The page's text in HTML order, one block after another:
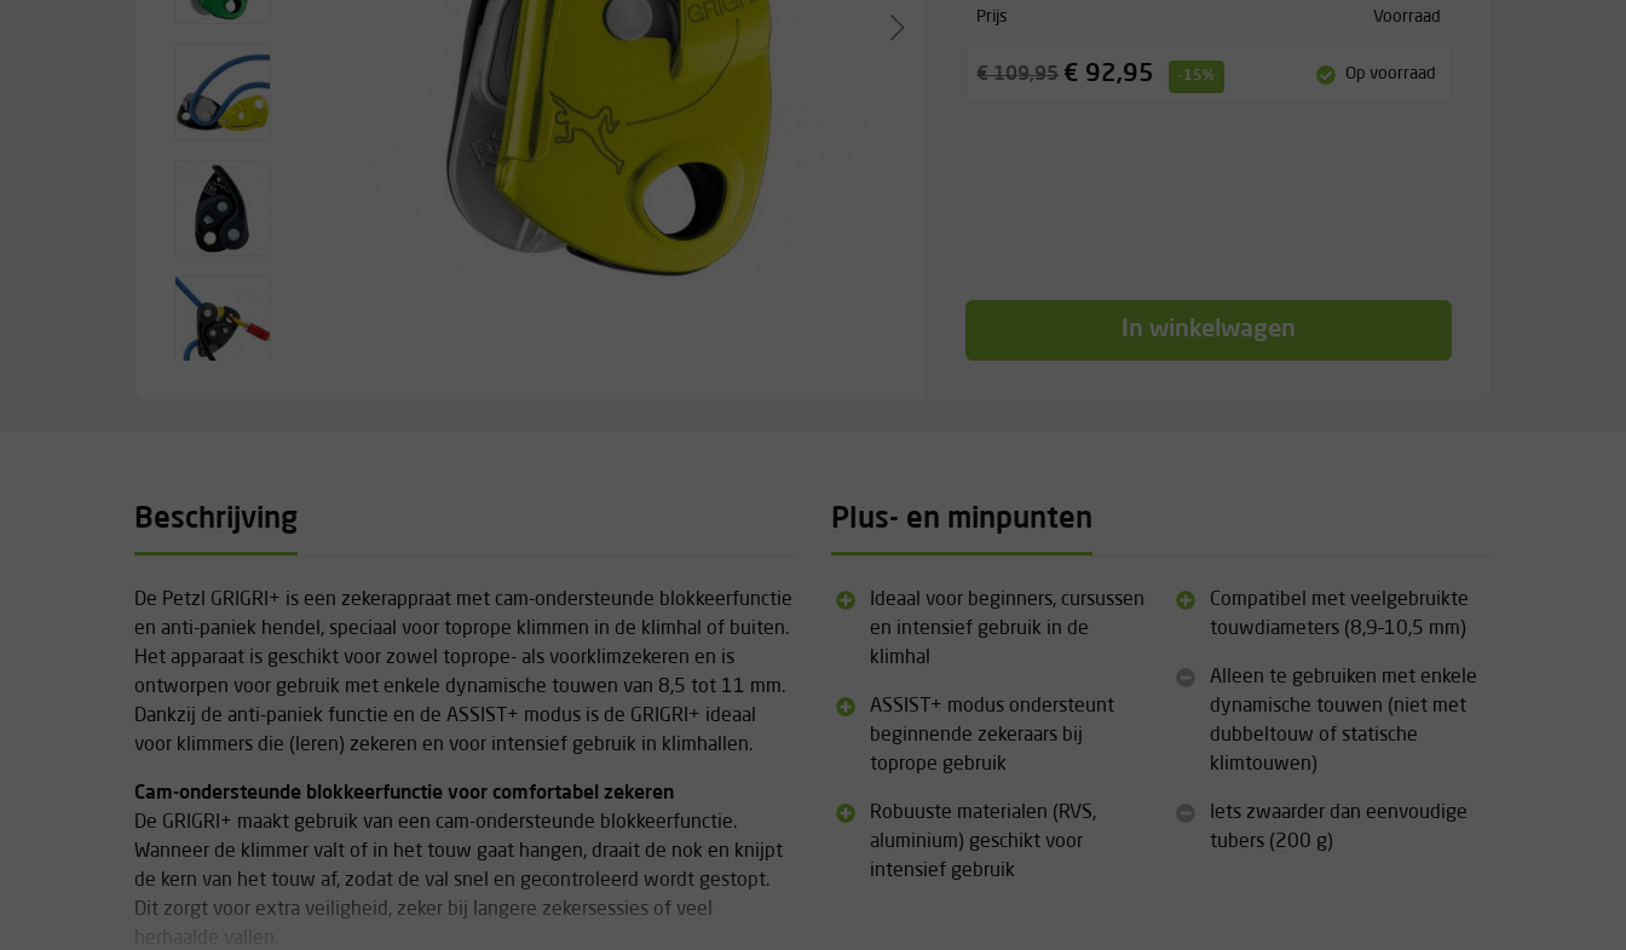
Prijs Voorraad
€ 109,95 € 92,95 -15% Op voorraad
In winkelwagen
Beschrijving
De Petzl GRIGRI+ is een zekerappraat met cam-ondersteunde blokkeerfunctie
en anti-paniek hendel, speciaal voor toprope klimmen in de klimhal of buiten.
Het apparaat is geschikt voor zowel toprope- als voorklimzekeren en is
ontworpen voor gebruik met enkele dynamische touwen van 8,5 tot 11 mm.
Dankzij de anti-paniek functie en de ASSIST+ modus is de GRIGRI+ ideaal
voor klimmers die (leren) zekeren en voor intensief gebruik in klimhallen.
Cam-ondersteunde blokkeerfunctie voor comfortabel zekeren
De GRIGRI+ maakt gebruik van een cam-ondersteunde blokkeerfunctie.
Wanneer de klimmer valt of in het touw gaat hangen, draait de nok en knijpt
de kern van het touw af, zodat de val snel en gecontroleerd wordt gestopt.
Dit zorgt voor extra veiligheid, zeker bij langere zekersessies of veel
herhaalde vallen.
Plus- en minpunten
Ideaal voor beginners, cursussen
en intensief gebruik in de
klimhal
ASSIST+ modus ondersteunt
beginnende zekeraars bij
toprope gebruik
Robuuste materialen (RVS,
aluminium) geschikt voor
intensief gebruik
Compatibel met veelgebruikte
touwdiameters (8,9–10,5 mm)
Alleen te gebruiken met enkele
dynamische touwen (niet met
dubbeltouw of statische
klimtouwen)
Iets zwaarder dan eenvoudige
tubers (200 g)